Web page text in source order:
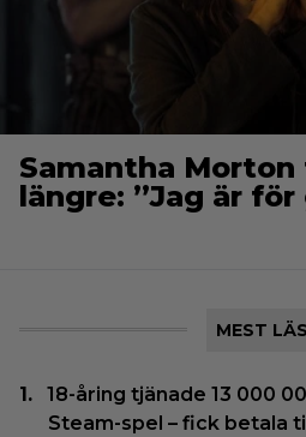
Samantha
längre: ”Jag är för
MEST
18-åring tjänade 13 000
Steam-spel – fick betala